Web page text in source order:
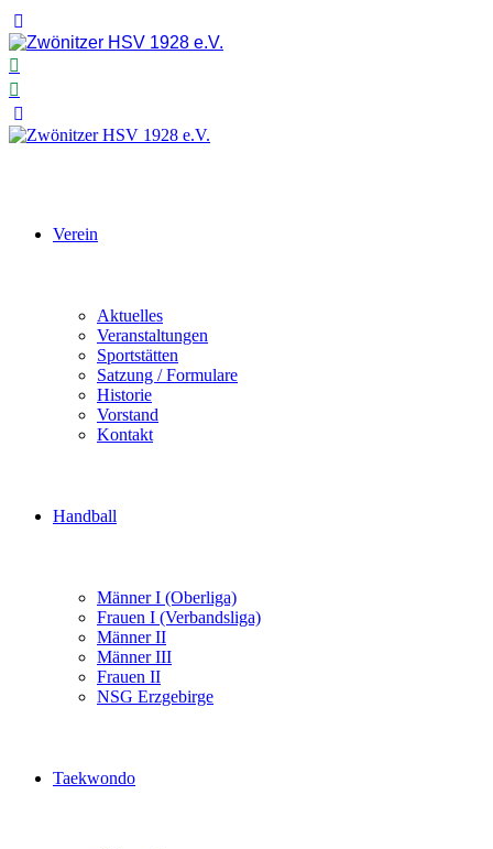
Verein
Aktuelles
Veranstaltungen
Sportstätten
Satzung / Formulare
Historie
Vorstand
Kontakt
Handball
Männer I (Oberliga)
Frauen I (Verbandsliga)
Männer II
Männer III
Frauen II
NSG Erzgebirge
Taekwondo